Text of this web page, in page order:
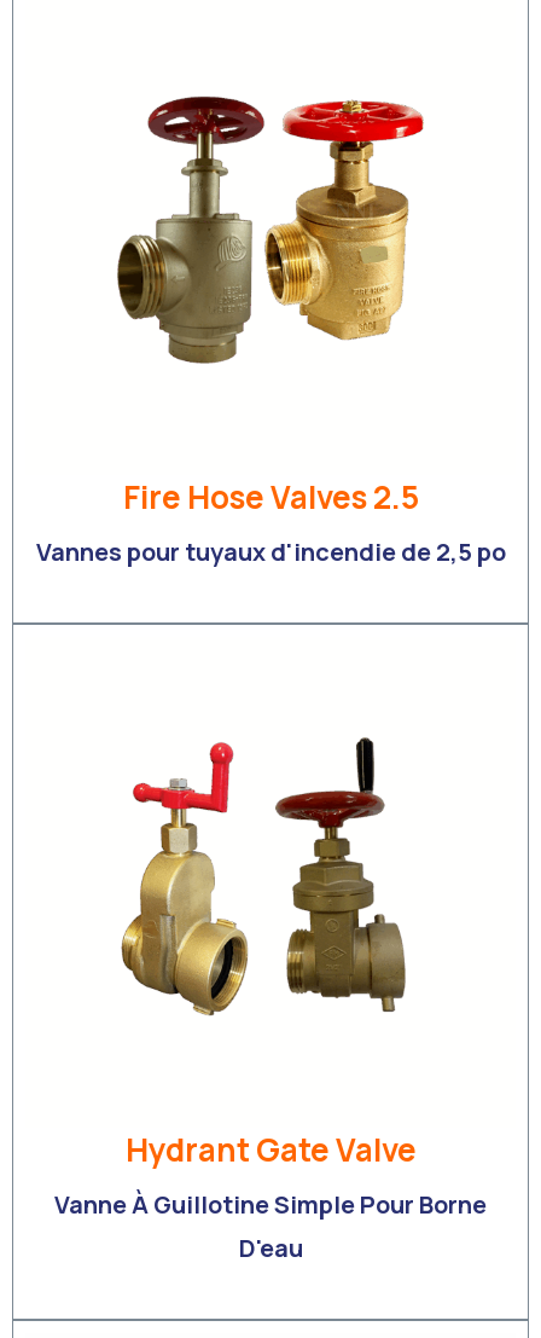
Fire Hose Valves 2.5
Vannes pour tuyaux d'incendie de 2,5 po
Hydrant Gate Valve
Vanne À Guillotine Simple Pour Borne
D'eau